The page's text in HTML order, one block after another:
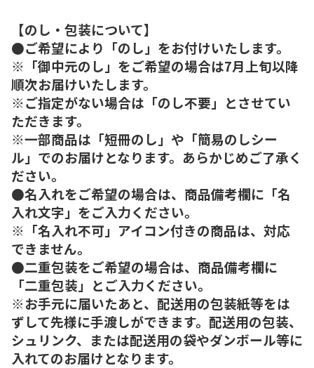
【のし・包装について】
●ご希望により「のし」をお付けいたします。
※「御中元のし」をご希望の場合は7月上旬以降
順次お届けいたします。
※ご指定がない場合は「のし不要」とさせてい
ただきます。
※一部商品は「短冊のし」や「簡易のしシー
ル」でのお届けとなります。あらかじめご了承く
ださい。
●名入れをご希望の場合は、商品備考欄に「名
入れ文字」をご入力ください。
※「名入れ不可」アイコン付きの商品は、対応
できません。
●二重包装をご希望の場合は、商品備考欄に
「二重包装」とご入力ください。
※お手元に届いたあと、配送用の包装紙等をは
ずして先様に手渡しができます。配送用の包装、
シュリンク、または配送用の袋やダンボール等に
入れてのお届けとなります。